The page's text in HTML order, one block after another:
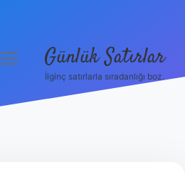
menüyü Günlük Satırlar
İlginç satırlarla sıradanlığı boz.